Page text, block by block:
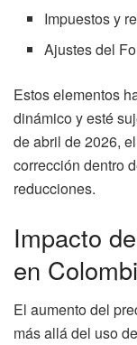
Impuestos y
Ajustes del
Estos elementos
dinámico y esté
de abril de 2026,
corrección dentro
reducciones.
Impacto
en
El aumento del
más allá del uso